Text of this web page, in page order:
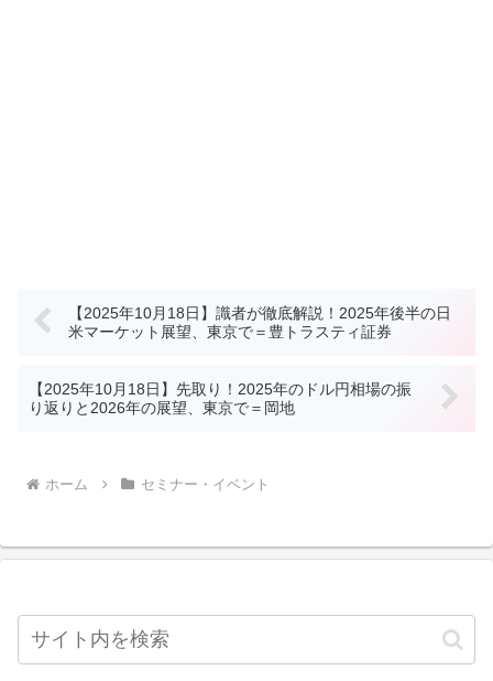
【2025年10月18日】識者が徹底解説！2025年後半の日
米マーケット展望、東京で＝豊トラスティ証券
【2025年10月18日】先取り！2025年のドル円相場の振
り返りと2026年の展望、東京で＝岡地
ホーム セミナー・イベント